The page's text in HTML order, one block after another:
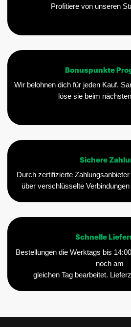
Profitiere von unseren
Bonuspunkte
Wir belohnen dich für jeden Kauf.
löse sie beim
Sichere
Durch zertifizierte
über verschlüsselte
Schnelle
Bestellungen die Werktags bis
noch am
gleichen Tag bearbeitet.